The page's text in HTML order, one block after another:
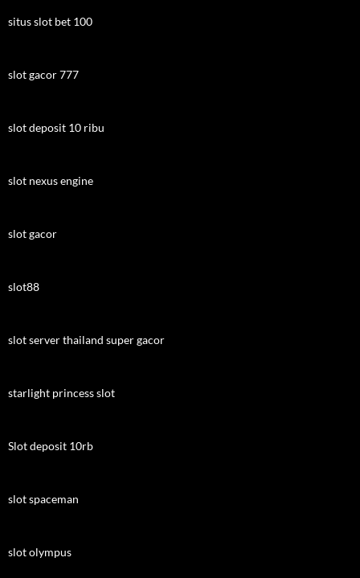
situs slot bet 100
slot gacor 777
slot deposit 10 ribu
slot nexus engine
slot gacor
slot88
slot server thailand super gacor
starlight princess slot
Slot deposit 10rb
slot spaceman
slot olympus